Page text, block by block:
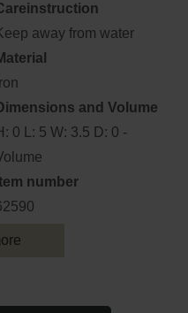
away from water
Iron
and Volume
0 L: 5 W: 3.5 D: 0 -
number